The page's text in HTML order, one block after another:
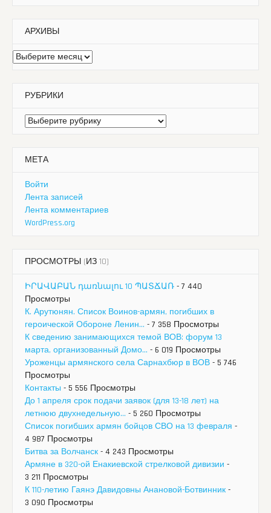
АРХИВЫ
Архивы
РУБРИКИ
Рубрики
МЕТА
Войти
Лента записей
Лента комментариев
WordPress.org
ПРОСМОТРЫ (ИЗ 10)
ԻՐԱՎԱԲԱՆ դառնալու 10 ՊԱՏՃԱՌ - 7 440
Просмотры
К. Арутюнян. Список Воинов-армян, погибших в
героической Обороне Ленин... - 7 358 Просмотры
К сведению занимающихся темой ВОВ: форум 13
марта, организованный Домо... - 6 019 Просмотры
Уроженцы армянского села Сарнахбюр в ВОВ - 5 746
Просмотры
Контакты - 5 556 Просмотры
До 1 апреля срок подачи заявок (для 13-18 лет) на
летнюю двухнедельную... - 5 260 Просмотры
Список погибших армян бойцов СВО на 13 февраля -
4 987 Просмотры
Битва за Волчанск - 4 243 Просмотры
Армяне в 320-ой Енакиевской стрелковой дивизии -
3 211 Просмотры
К 110-летию Гаянэ Давидовны Анановой-Ботвинник -
3 090 Просмотры